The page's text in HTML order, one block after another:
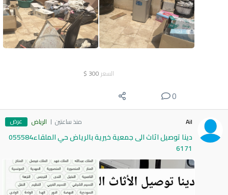
السعر 300
$
0
Ail منذ ساعتين الرياض عرض
دينا توصيل اثاث الى جمعية خيرية بالرياض حي الملقاء055584
6171